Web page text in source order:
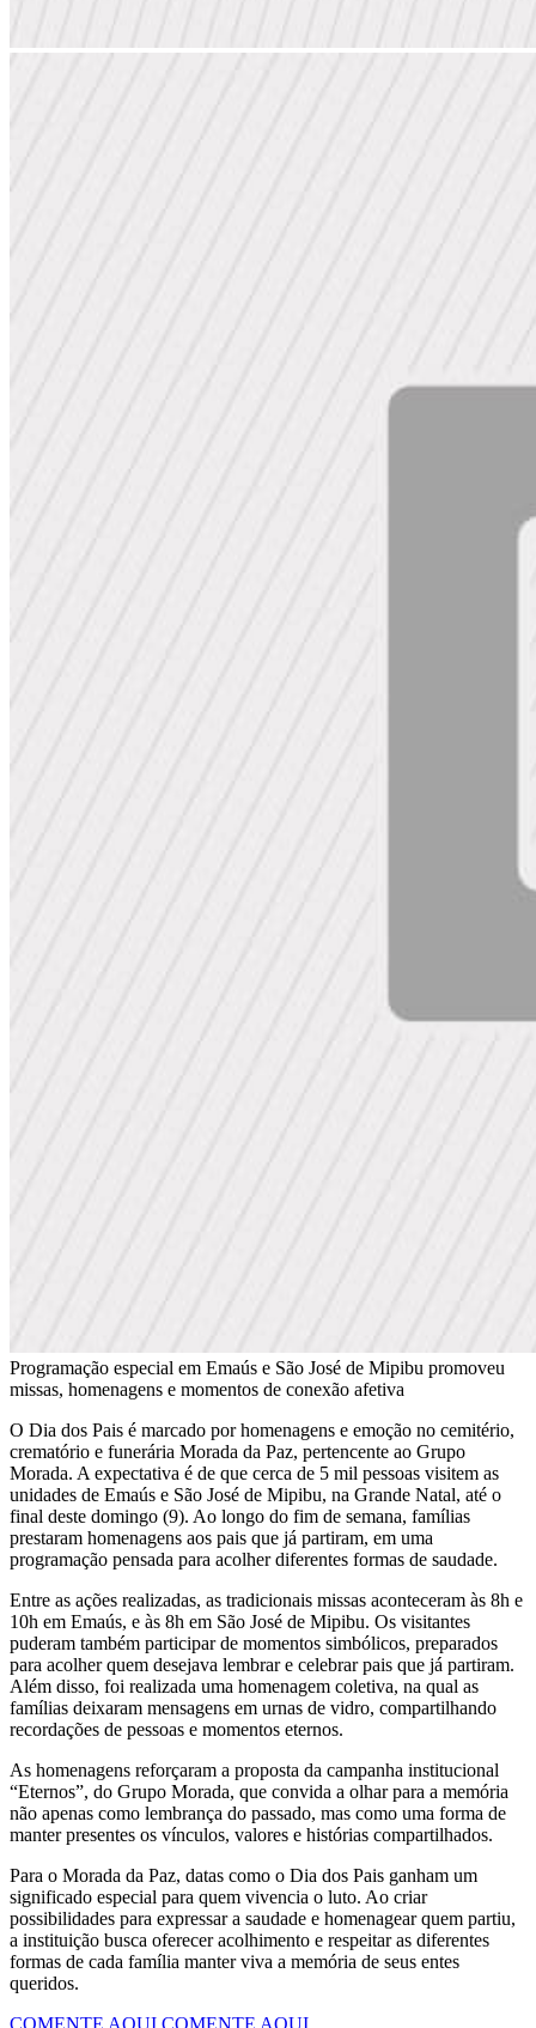
Programação especial em Emaús e São José de Mipibu promoveu
missas, homenagens e momentos de conexão afetiva
O Dia dos Pais é marcado por homenagens e emoção no cemitério,
crematório e funerária Morada da Paz, pertencente ao Grupo
Morada. A expectativa é de que cerca de 5 mil pessoas visitem as
unidades de Emaús e São José de Mipibu, na Grande Natal, até o
final deste domingo (9). Ao longo do fim de semana, famílias
prestaram homenagens aos pais que já partiram, em uma
programação pensada para acolher diferentes formas de saudade.
Entre as ações realizadas, as tradicionais missas aconteceram às 8h e
10h em Emaús, e às 8h em São José de Mipibu. Os visitantes
puderam também participar de momentos simbólicos, preparados
para acolher quem desejava lembrar e celebrar pais que já partiram.
Além disso, foi realizada uma homenagem coletiva, na qual as
famílias deixaram mensagens em urnas de vidro, compartilhando
recordações de pessoas e momentos eternos.
As homenagens reforçaram a proposta da campanha institucional
“Eternos”, do Grupo Morada, que convida a olhar para a memória
não apenas como lembrança do passado, mas como uma forma de
manter presentes os vínculos, valores e histórias compartilhados.
Para o Morada da Paz, datas como o Dia dos Pais ganham um
significado especial para quem vivencia o luto. Ao criar
possibilidades para expressar a saudade e homenagear quem partiu,
a instituição busca oferecer acolhimento e respeitar as diferentes
formas de cada família manter viva a memória de seus entes
queridos.
COMENTE AQUI COMENTE AQUI